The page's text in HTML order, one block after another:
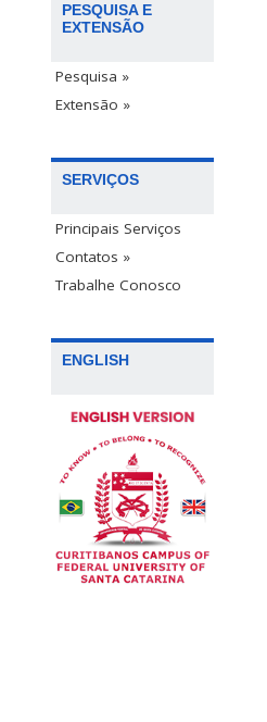
PESQUISA E
EXTENSÃO
Pesquisa »
Extensão »
SERVIÇOS
Principais Serviços
Contatos »
Trabalhe Conosco
ENGLISH